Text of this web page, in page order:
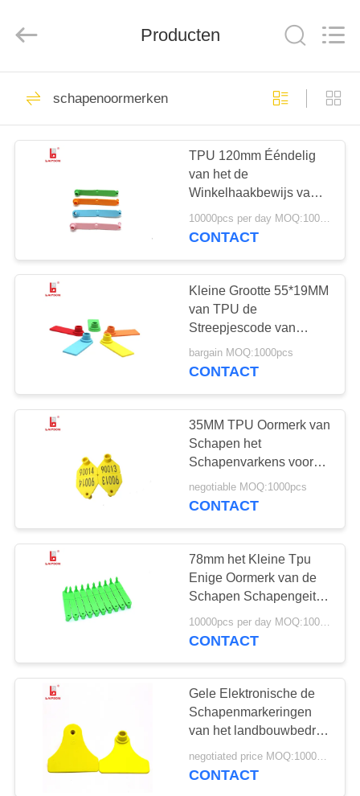
HUIS
PRODUCTEN
ONGEVEER
FABRIEKSREIS
KWALITEITSCONTROLE
CONTACTEER
ONS
VERZOEK
EEN
CITAAT
SITEMAP
PRIVACY
POLICY
Rights
by
veeoormerken
UHFoormerk
93
Rfid Dierlijk
Oormerk
70
UHFveemarkeringen
47
Producten
schapenoormerken
TPU 120mm Ééndelig
van het de
Winkelhaakbewijs van
Schapenoormerken de
Laseraantal/
10000pcs per day MOQ:1000pcs
CONTACT
Kleine Grootte 55*19MM
van TPU de
Streepjescode van
Schapenoormerken voor
Landbouwbedrijf
bargain MOQ:1000pcs
CONTACT
35MM TPU Oormerk van
Schapen het
Schapenvarkens voor
Goederenmanagement
negotiable MOQ:1000pcs
CONTACT
78mm het Kleine Tpu
Enige Oormerk van de
Schapen Schapengeit
met de Cijfers van de
Laserdruk
CONTACT
Gele Elektronische de
Schapenmarkeringen
van het landbouwbedrijf
Dierlijke Gebruik,
Schapenidentificatieplaatjes
negotiated price MOQ:1000pcs
CONTACT